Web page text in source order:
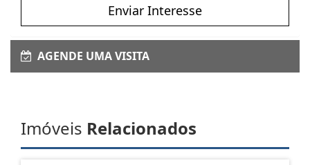
Enviar Interesse
AGENDE UMA VISITA
Imóveis Relacionados